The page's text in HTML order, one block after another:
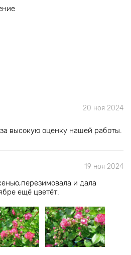
20 ноя 2024
высокую оценку нашей работы.
19 ноя 2024
и дала
ещё цветёт.